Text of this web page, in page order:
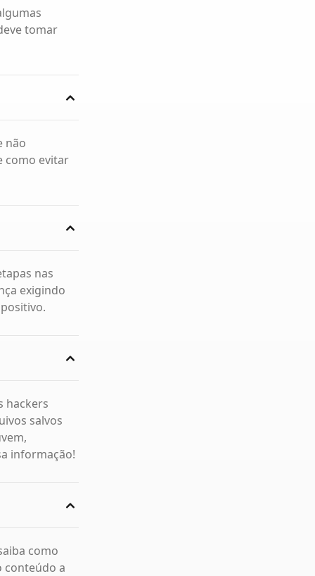
tomar
não
como evitar
nas
exigindo
hackers
salvos
informação!
como
conteúdo a